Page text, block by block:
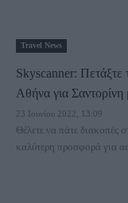
Travel News
Skyscanner: Πετάξτε
Αθήνα για
23 Ιουνίου 2022, 13:09
Θέλετε να πάτε διακοπές
καλύτερη προσφορά για